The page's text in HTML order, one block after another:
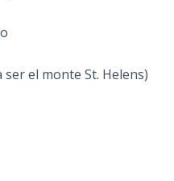
el monte St. Helens)